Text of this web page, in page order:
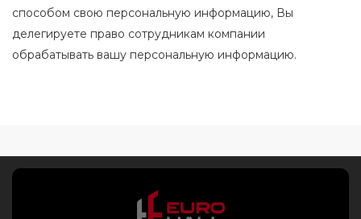
способом свою персональную информацию, Вы
делегируете право сотрудникам компании
обрабатывать вашу персональную информацию.